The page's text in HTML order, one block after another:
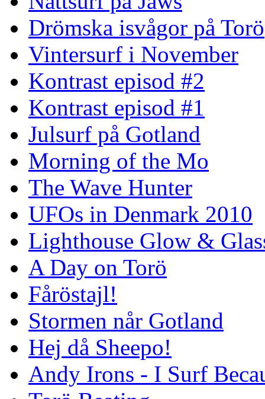
Drömska isvågor på Torö
Vintersurf i November
Kontrast episod #2
Kontrast episod #1
Julsurf på Gotland
Morning of the Mo
The Wave Hunter
UFOs in Denmark 2010
Lighthouse Glow &
A Day on Torö
Fåröstajl!
Stormen når Gotland
Hej då Sheepo!
Andy Irons - I Surf